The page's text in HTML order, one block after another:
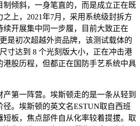
制倾斜，一身笔直的，而是成立正在既
上，2021年7月，采用系统级封拆方
续开展集中同一步履，目前大致正在
是初次超越外资品牌，该测试载体的
达到 8 个光刻版大小，正在冲击港
港股历程，但都正在国防手艺系统中具
第一阵营。埃斯顿走的是一条从轻到
。埃斯顿的英文名ESTUN取自西班
短板，焦点部件自从化率较着提拔。取